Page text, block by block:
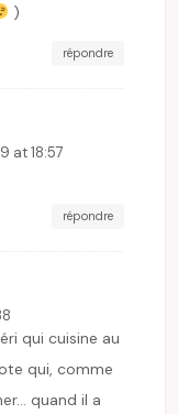
)
répondre
at 18:57
répondre
qui cuisine au
qui, comme
quand il a